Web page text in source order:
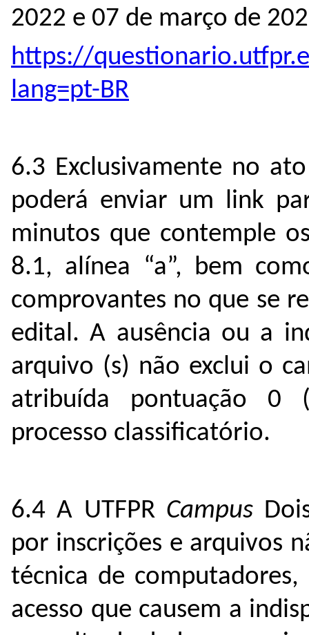
2022 e 07 de março de
https://
lang=pt-BR
6.3 Exclusivamente no
poderá enviar um link
minutos que contemple
8.1, alínea “a”, bem
comprovantes no que se
edital. A ausência ou a
arquivo (s) não exclui o
atribuída pontuação 0
processo classificatório.
6.4 A UTFPR Campus
por inscrições e arquivos
técnica de
acesso que causem a